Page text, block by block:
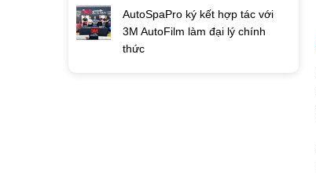
AutoSpaPro ký kết hợp tác với
3M AutoFilm làm đại lý chính
thức